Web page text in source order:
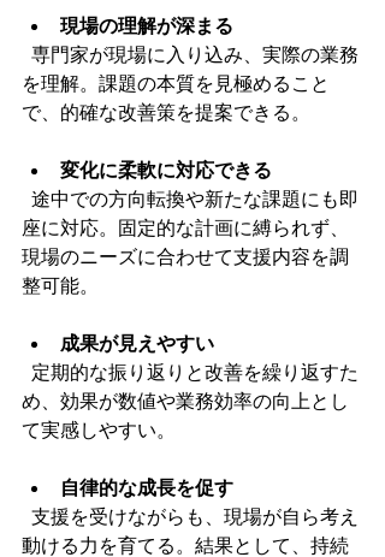
現場の理解が深まる
を理解。課題の本質を見極めること
で、的確な改善策を提案できる。
変化に柔軟に対応できる
座に対応。固定的な計画に縛られず、
現場のニーズに合わせて支援内容を調
整可能。
成果が見えやすい
め、効果が数値や業務効率の向上とし
て実感しやすい。
自律的な成長を促す
動ける力を育てる。結果として、持続